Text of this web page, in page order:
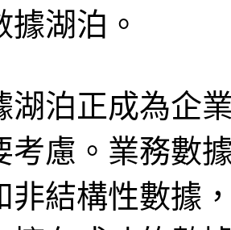
據湖泊。
湖泊正成為企
考慮。業務數
非結構性數據